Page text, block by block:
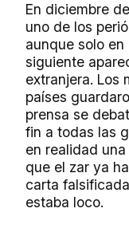
En diciembre
uno de los
aunque solo
siguiente
extranjera. Los
países
prensa se
fin a todas las
en realidad
que el zar ya
carta
estaba loco.